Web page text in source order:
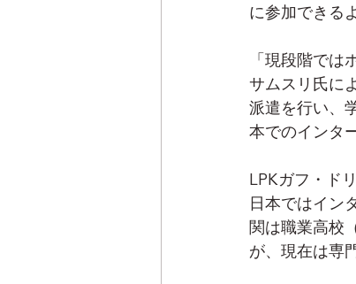
に参加できる
「現段階で
サムスリ氏に
派遣を行い、
本でのインタ
LPKガフ・ド
日本ではイン
関は職業高校
が、現在は専